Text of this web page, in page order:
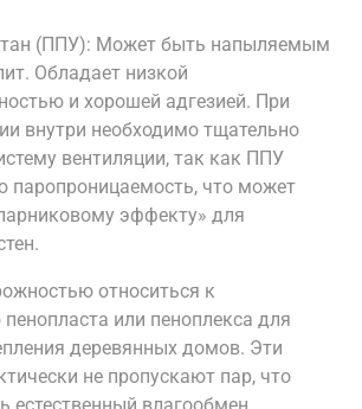
(ППУ): Может быть напыляемым
Обладает низкой
и хорошей адгезией. При
внутри необходимо тщательно
вентиляции, так как ППУ
паропроницаемость, что может
эффекту» для
относиться к
или пеноплекса для
деревянных домов. Эти
не пропускают пар, что